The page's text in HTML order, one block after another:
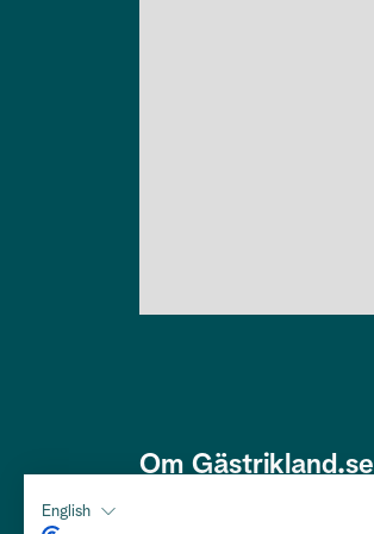
Om Gästrikland.se
English